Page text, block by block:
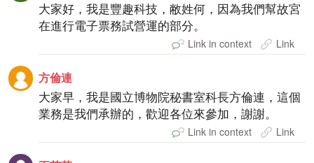
大家好，我是豐趣科技，敝姓何，因為我們幫故宮
在進行電子票務試營運的部分。
Link in context Link
方倫連
大家早，我是國立博物院秘書室科長方倫連，這個
業務是我們承辦的，歡迎各位來參加，謝謝。
Link in context Link